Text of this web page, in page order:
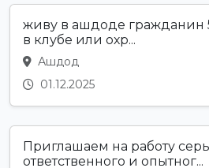
живу в ашдоде гражданин
в клубе или охр...
Ашдод
01.12.2025
Приглашаем на работу
ответственного и опытног...